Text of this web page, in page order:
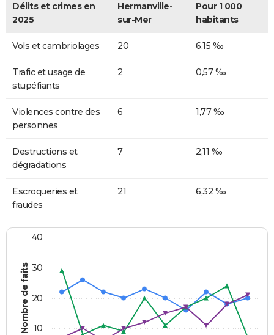
Délits et crimes en
2025
Hermanville-
sur-Mer
Pour 1 000
habitants
Vols et cambriolages 20 6,15 ‰
Trafic et usage de
stupéfiants
2 0,57 ‰
Violences contre des
personnes
6 1,77 ‰
Destructions et
dégradations
7 2,11 ‰
Escroqueries et
fraudes
21 6,32 ‰
Nombre de faits 10
20
30
40